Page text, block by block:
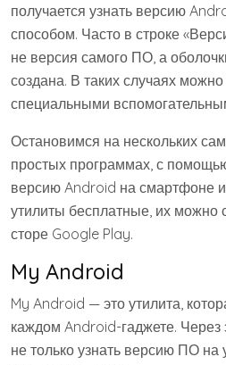
получается узнать версию
способом. Часто в строке
не версия самого ПО, а
создана. В таких случаях
специальными
Остановимся на нескольких
простых программах, с
версию Android на смартфоне
утилиты бесплатные, их можно
сторе Google Play.
My Android
My Android — это утилита,
каждом Android-гаджете.
не только узнать версию ПО на